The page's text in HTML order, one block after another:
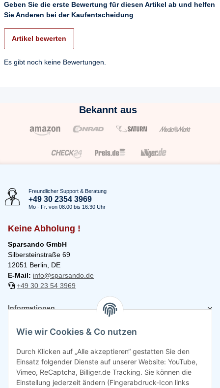
Geben Sie die erste Bewertung für diesen Artikel ab und helfen
Sie Anderen bei der Kaufentscheidung
Artikel bewerten
Es gibt noch keine Bewertungen.
Bekannt aus
Freundlicher Support & Beratung
+49 30 2354 3969
Mo - Fr. von 08.00 bis 16:30 Uhr
Keine Abholung !
Sparsando GmbH
Silbersteinstraße 69
12051 Berlin, DE
E-Mail: info@sparsando.de
+49 30 23 54 3969
Informationen
Rechtliches
Wie wir Cookies & Co nutzen
Durch Klicken auf „Alle akzeptieren“ gestatten Sie den
Einsatz folgender Dienste auf unserer Website: YouTube,
Vimeo, ReCaptcha, Billiger.de Tracking. Sie können die
Einstellung jederzeit ändern (Fingerabdruck-Icon links